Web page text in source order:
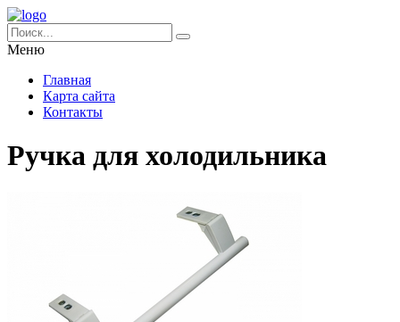
Меню
Главная
Карта сайта
Контакты
Ручка для холодильника